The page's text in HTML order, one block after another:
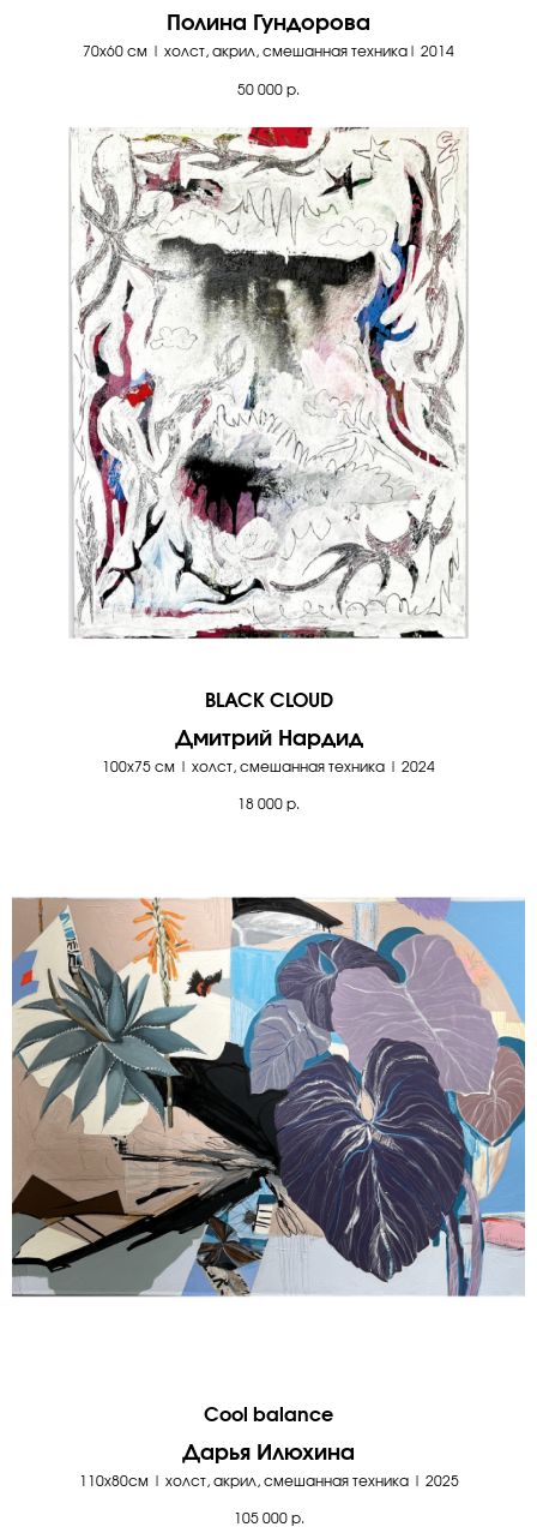
Полина Гундорова
70х60 см | холст, акрил, смешанная техника| 2014
50 000 р.
BLACK CLOUD
Дмитрий Нардид
100х75 см | холст, смешанная техника | 2024
18 000 р.
Cool balance
Дарья Илюхина
110х80см | холст, акрил, смешанная техника | 2025
105 000 р.